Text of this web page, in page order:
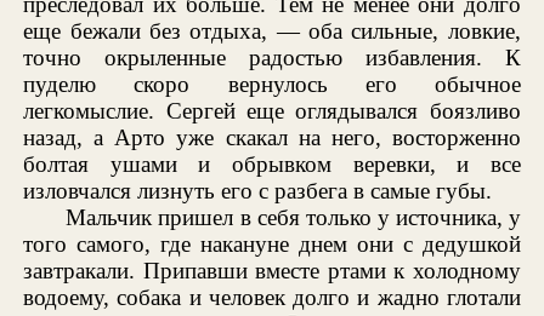
еще бежали без отдыха, — оба сильные, ловкие,
точно окрыленные радостью избавления. К
пуделю скоро вернулось его обычное
легкомыслие. Сергей еще оглядывался боязливо
назад, а Арто уже скакал на него, восторженно
болтая ушами и обрывком веревки, и все
изловчался лизнуть его с разбега в самые губы.
Мальчик пришел в себя только у источника, у
того самого, где накануне днем они с дедушкой
завтракали. Припавши вместе ртами к холодному
водоему, собака и человек долго и жадно глотали